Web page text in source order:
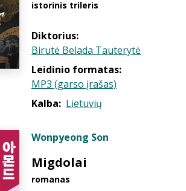
istorinis trileris
Diktorius:
Birutė Belada Tauterytė
Leidinio formatas:
MP3 (garso įrašas)
Kalba: Lietuvių
Wonpyeong Son
Migdolai
romanas